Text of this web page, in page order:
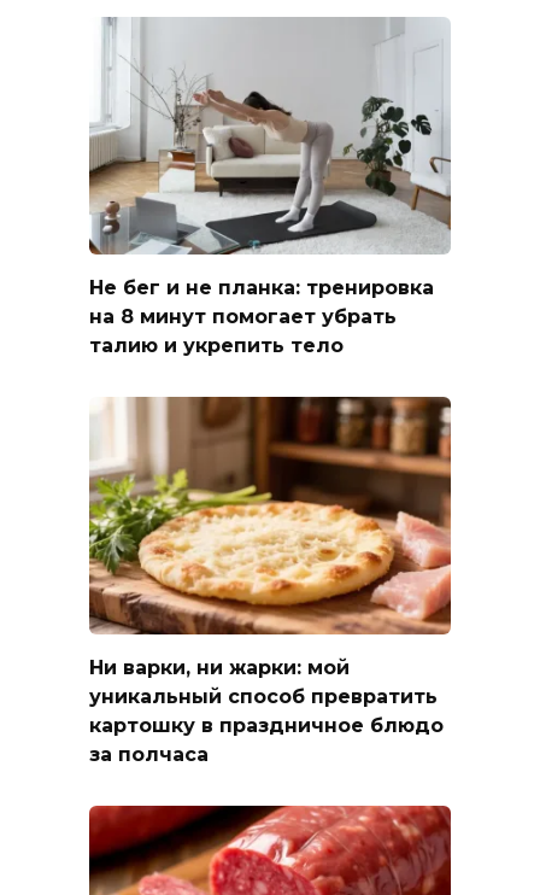
Не бег и не планка: тренировка
на 8 минут помогает убрать
талию и укрепить тело
Ни варки, ни жарки: мой
уникальный способ превратить
картошку в праздничное блюдо
за полчаса